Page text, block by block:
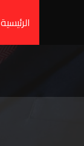
الرئيسية